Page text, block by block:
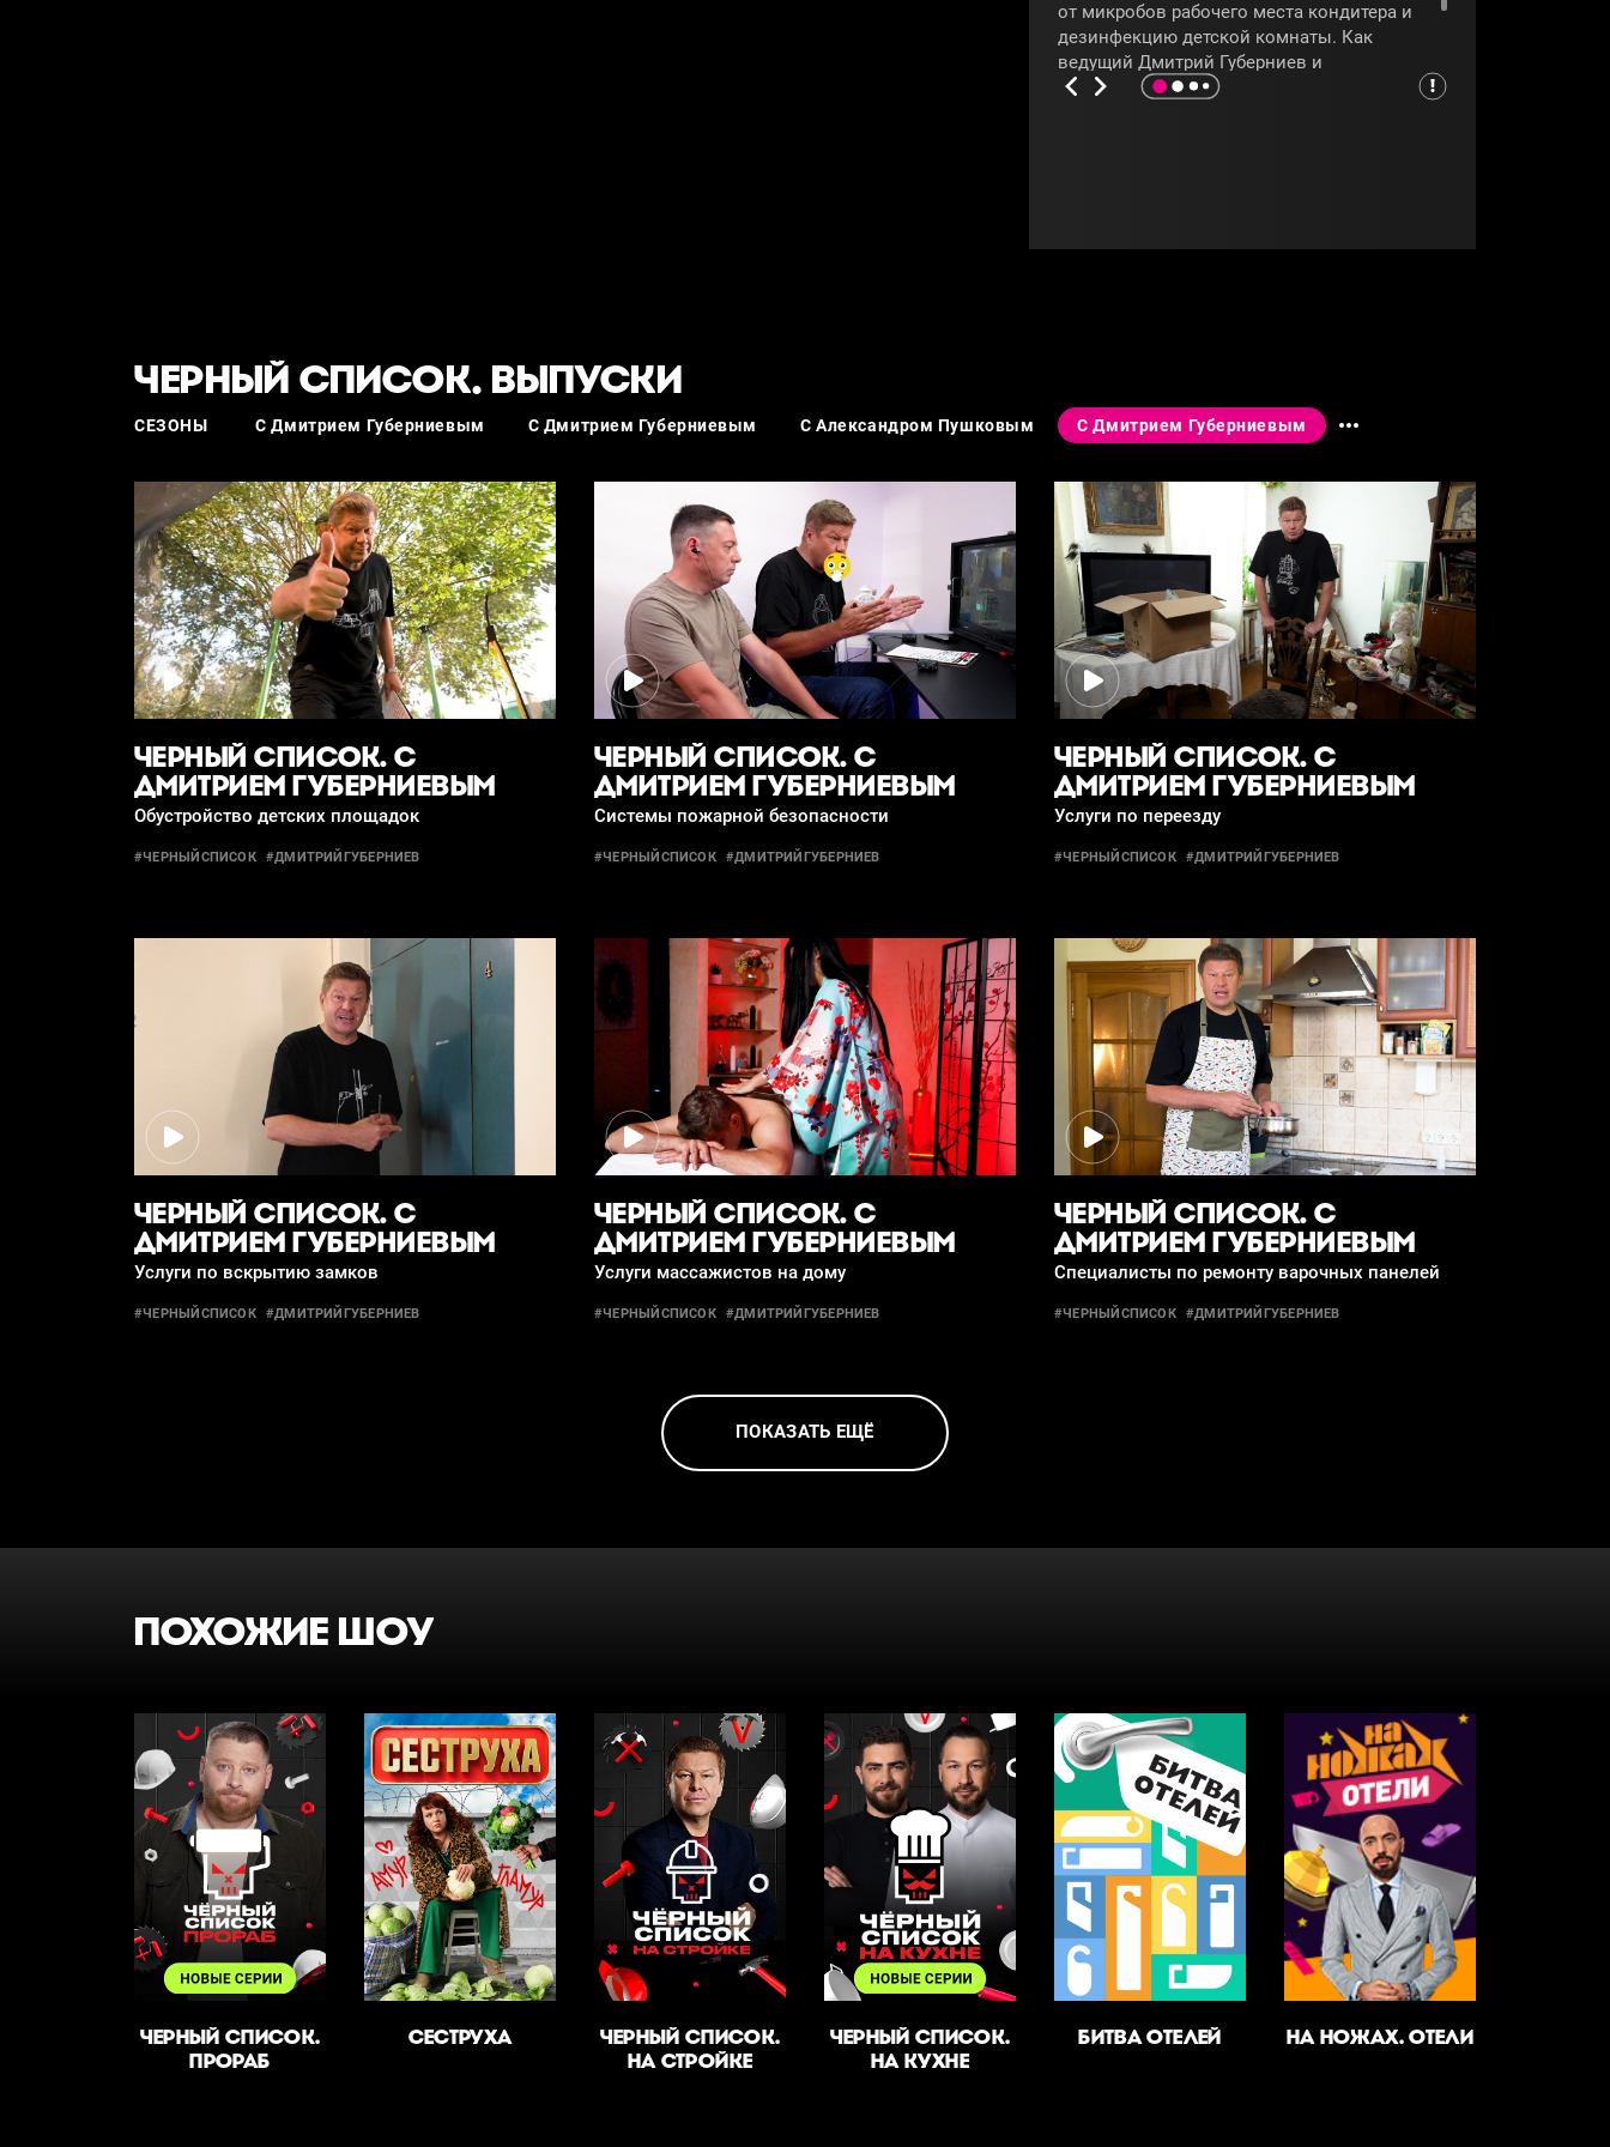
от микробов рабочего места кондитера и
дезинфекцию детской комнаты. Как
ведущий Дмитрий Губерниев и
приглашённый эксперт оценят работу
ЧЕРНЫЙ СПИСОК. ВЫПУСКИ
СЕЗОНЫ С Дмитрием Губерниевым С Дмитрием Губерниевым C Александром Пушковым С Дмитрием Губерниевым
ЧЕРНЫЙ СПИСОК. С
ДМИТРИЕМ ГУБЕРНИЕВЫМ
Обустройство детских площадок
#ЧЕРНЫЙСПИСОК #ДМИТРИЙГУБЕРНИЕВ
ЧЕРНЫЙ СПИСОК. С
ДМИТРИЕМ ГУБЕРНИЕВЫМ
Системы пожарной безопасности
#ЧЕРНЫЙСПИСОК #ДМИТРИЙГУБЕРНИЕВ
ЧЕРНЫЙ СПИСОК. С
ДМИТРИЕМ ГУБЕРНИЕВЫМ
Услуги по переезду
#ЧЕРНЫЙСПИСОК #ДМИТРИЙГУБЕРНИЕВ
ЧЕРНЫЙ СПИСОК. С
ДМИТРИЕМ ГУБЕРНИЕВЫМ
Услуги по вскрытию замков
#ЧЕРНЫЙСПИСОК #ДМИТРИЙГУБЕРНИЕВ
ЧЕРНЫЙ СПИСОК. С
ДМИТРИЕМ ГУБЕРНИЕВЫМ
Услуги массажистов на дому
#ЧЕРНЫЙСПИСОК #ДМИТРИЙГУБЕРНИЕВ
ЧЕРНЫЙ СПИСОК. С
ДМИТРИЕМ ГУБЕРНИЕВЫМ
Специалисты по ремонту варочных панелей
#ЧЕРНЫЙСПИСОК #ДМИТРИЙГУБЕРНИЕВ
ПОКАЗАТЬ ЕЩЁ
ПОХОЖИЕ ШОУ
ЧЕРНЫЙ СПИСОК.
ПРОРАБ
СЕСТРУХА
ЧЕРНЫЙ СПИСОК.
НА СТРОЙКЕ
ЧЕРНЫЙ СПИСОК.
НА КУХНЕ
БИТВА ОТЕЛЕЙ НА НОЖАХ. ОТЕЛИ